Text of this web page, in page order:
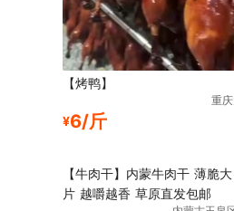
【烤鸭】
重
¥6/斤
【牛肉干】内蒙牛肉干 薄脆大
片 越嚼越香 草原直发包邮